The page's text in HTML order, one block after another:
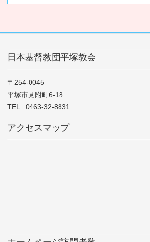
日本基督教団平塚教会
〒254-0045
平塚市見附町6-18
TEL . 0463-32-8831
アクセスマップ